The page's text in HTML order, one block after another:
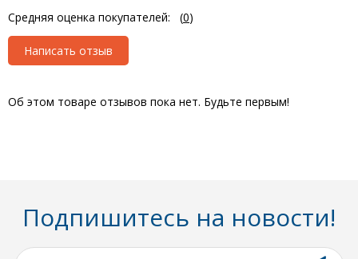
Средняя оценка покупателей: (0)
Написать отзыв
Об этом товаре отзывов пока нет. Будьте первым!
Подпишитесь на новости!